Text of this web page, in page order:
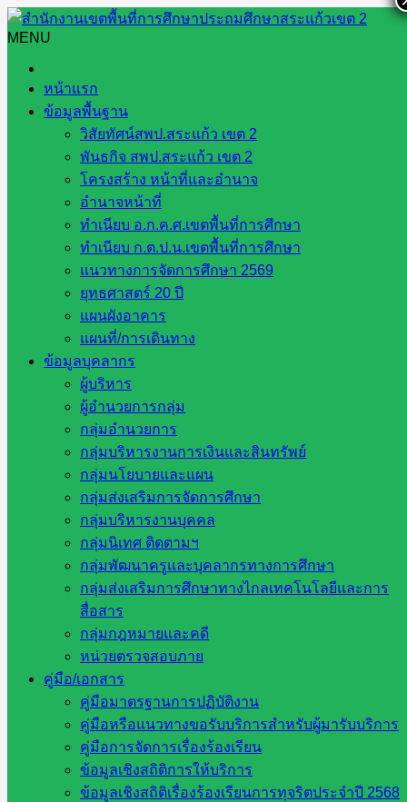
Skip
to
content
MENU
หน้าแรก
ข้อมูลพื้นฐาน
วิสัยทัศน์สพป.สระแก้ว เขต 2
พันธกิจ สพป.สระแก้ว เขต 2
โครงสร้าง หน้าที่และอำนาจ
อำนาจหน้าที่
ทำเนียบ อ.ก.ค.ศ.เขตพื้นที่การศึกษา
ทำเนียบ ก.ต.ป.น.เขตพื้นที่การศึกษา
แนวทางการจัดการศึกษา 2569
ยุทธศาสตร์ 20 ปี
แผนผังอาคาร
แผนที่/การเดินทาง
ข้อมูลบุคลากร
ผู้บริหาร
ผู้อำนวยการกลุ่ม
กลุ่มอำนวยการ
กลุ่มบริหารงานการเงินและสินทรัพย์
กลุ่มนโยบายและแผน
กลุ่มส่งเสริมการจัดการศึกษา
กลุ่มบริหารงานบุคคล
กลุ่มนิเทศ ติดตามฯ
กลุ่มพัฒนาครูและบุคลากรทางการศึกษา
กลุ่มส่งเสริมการศึกษาทางไกลเทคโนโลยีและการ
สื่อสาร
กลุ่มกฎหมายและคดี
หน่วยตรวจสอบภาย
คู่มือ/เอกสาร
คู่มือมาตรฐานการปฏิบัติงาน
คู่มือหรือแนวทางขอรับบริการสำหรับผู้มารับบริการ
คู่มือการจัดการเรื่องร้องเรียน
ข้อมูลเชิงสถิติการให้บริการ
ข้อมูลเชิงสถิติเรื่องร้องเรียนการทุจริตประจำปี 2568
Search
ลงพื้นที่โรงเรียนบ้านหนองสังข์
ลงพื้นที่โรงเรียนบ้านหนองสังข์
ลงพื้นที่โรงเรียนบ้านหนองสังข์
พฤษภาคม 17, 2024พฤษภาคม 23, 2024
ประชาสัมพันธ์
#ลงพื้นที่โรงเรียนบ้านหนองสังข์ วันศุกร์ ที่ 17 พฤษภาคม […]
หน่วยงาน
ที่เกี่ยวข้อง
กระทรวง
ศึกษาธิการ
กระทรวง
การ
อุดมศึกษา
สำนักงาน
เลขาธิการ
สภาการ
ศึกษา
สำนักงาน
คณะ
กรรมการ
การ
อาชีวศึกษา